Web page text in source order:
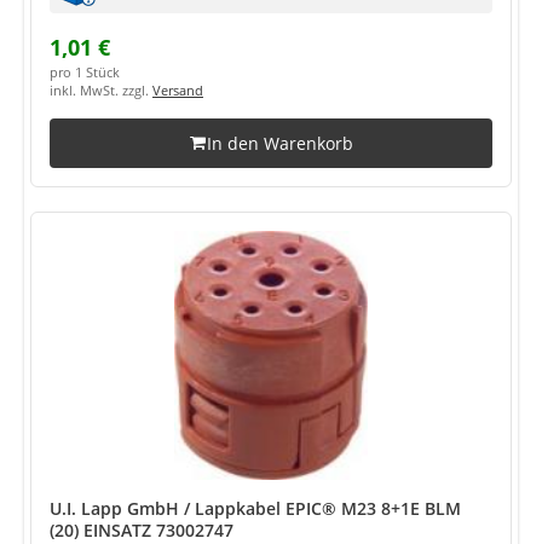
1,01 €
pro 1 Stück
inkl. MwSt. zzgl. Versand
In den Warenkorb
U.I. Lapp GmbH / Lappkabel EPIC® M23 8+1E BLM
(20) EINSATZ 73002747